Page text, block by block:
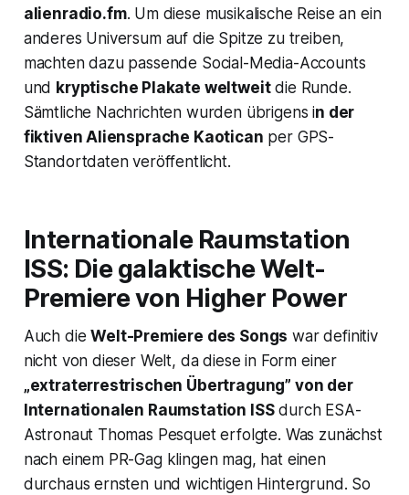
alienradio.fm. Um diese musikalische Reise an ein
anderes Universum auf die Spitze zu treiben,
machten dazu passende Social-Media-Accounts
und kryptische Plakate weltweitdie Runde.
Sämtliche Nachrichten wurden übrigens in der
fiktiven Aliensprache Kaotican per GPS-
Standortdaten veröffentlicht.
Internationale Raumstation
ISS: Die galaktische Welt-
Premiere von Higher Power
Auch dieWelt-Premiere des Songs war definitiv
nicht von dieser Welt, da diese in Form einer
„extraterrestrischen Übertragung” von der
Internationalen Raumstation ISSdurch ESA-
Astronaut Thomas Pesquet erfolgte. Was zunächst
nach einem PR-Gag klingen mag, hat einen
durchaus ernsten und wichtigen Hintergrund. So